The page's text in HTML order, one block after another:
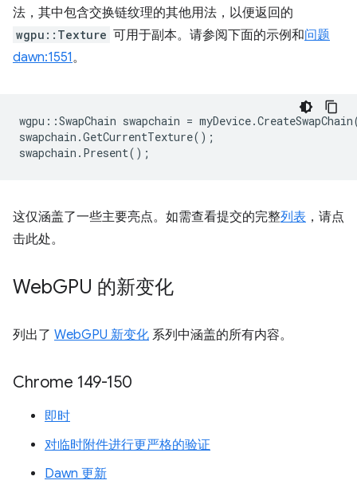
法，其中包含交换链纹理的其他用法，以便返回的
wgpu::Texture 可用于副本。请参阅下面的示例和问题
dawn:1551。
wgpu ::SwapChain swapchain = myDevice.CreateSwapChain
swapchain .GetCurrentTexture();
swapchain . Present();
这仅涵盖了一些主要亮点。如需查看提交的完整列表 ，请点
击此处。
WebGPU 的新变化
列出了 WebGPU 新变化 系列中涵盖的所有内容。
Chrome 149-150
即时
对临时附件进行更严格的验证
Dawn 更新